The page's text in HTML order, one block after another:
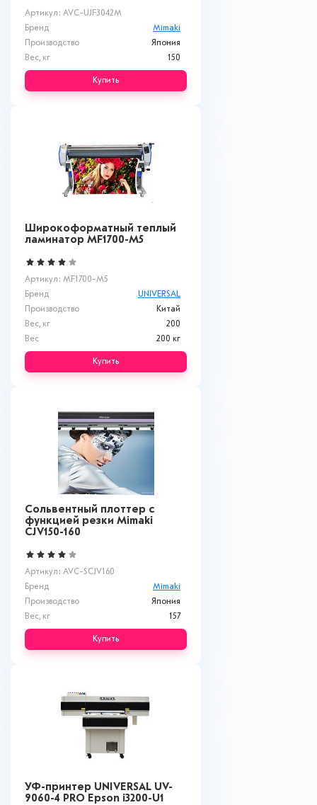
Артикул: AVC-UJF3042M
Бренд
Mimaki
Производство
Япония
Вес, кг
150
Купить
Широкоформатный теплый
ламинатор MF1700-M5
Артикул: MF1700-M5
Бренд
UNIVERSAL
Производство
Китай
Вес, кг
200
Вес
200 кг
Купить
Сольвентный плоттер с
функцией резки Mimaki
СJV150-160
Артикул: AVC-SCJV160
Бренд
Mimaki
Производство
Япония
Вес, кг
157
Купить
УФ-принтер UNIVERSAL UV-
9060-4 PRO Epson i3200-U1